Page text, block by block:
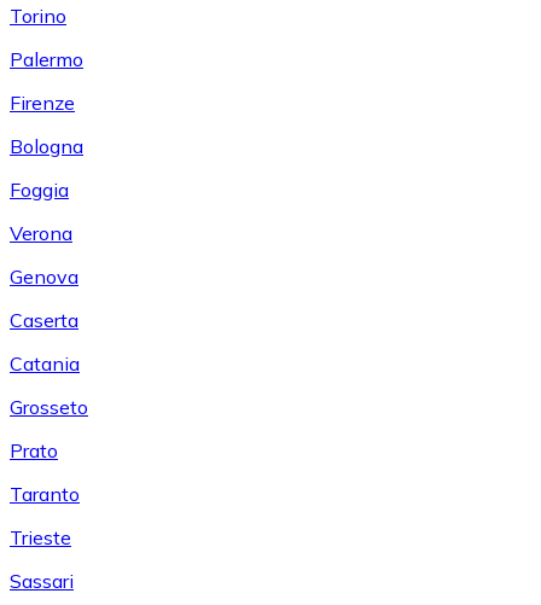
Torino
Palermo
Firenze
Bologna
Foggia
Verona
Genova
Caserta
Catania
Grosseto
Prato
Taranto
Trieste
Sassari